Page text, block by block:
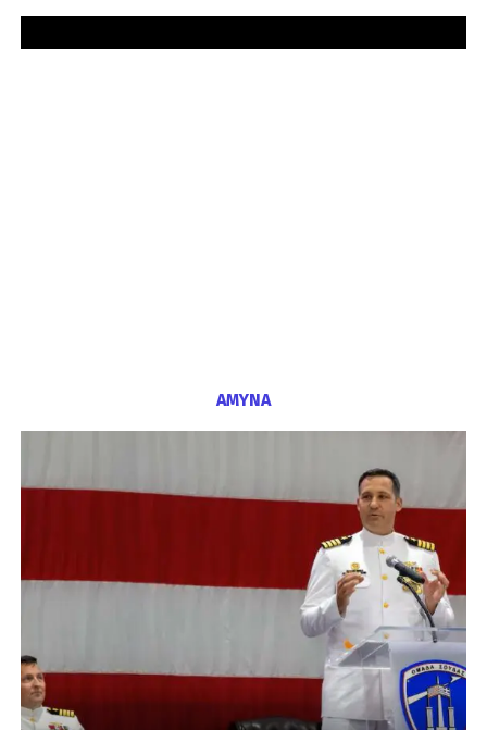
ΑΜΥΝΑ